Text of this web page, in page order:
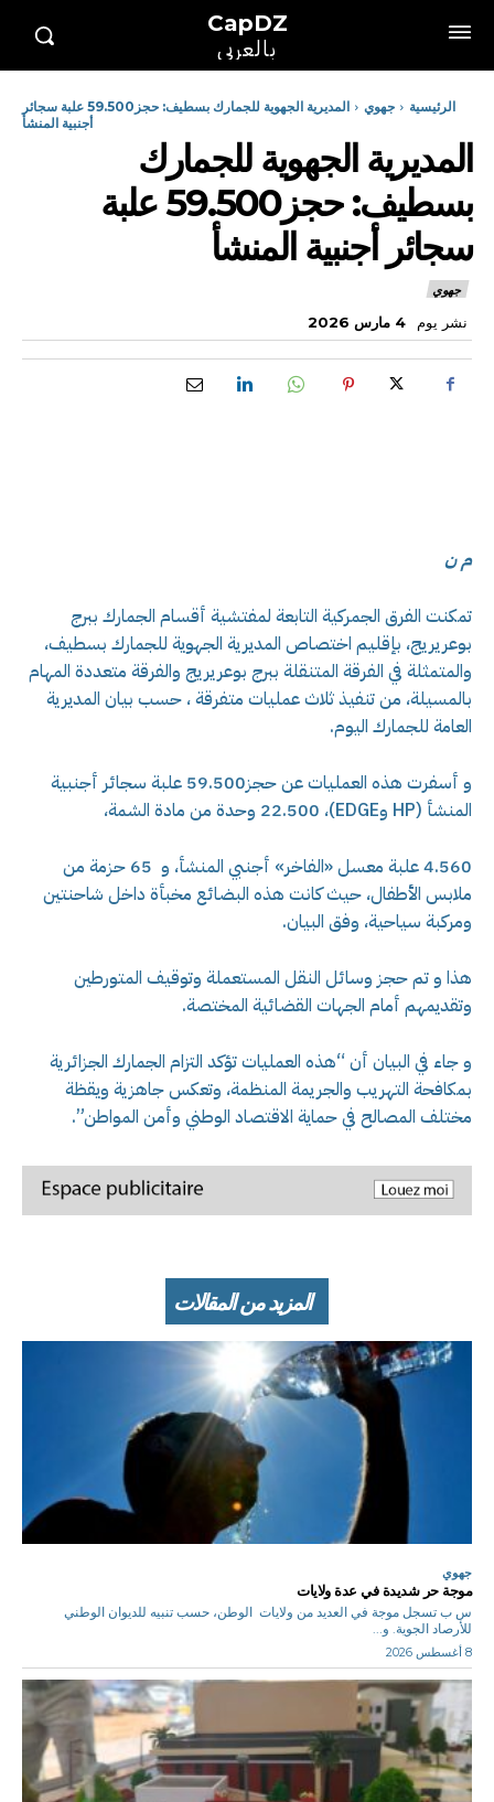
CapDZ
بالعربي
الرئيسية جهوي
المديرية الجهوية للجمارك بسطيف: حجز59.500 علبة سجائر
أجنبية المنشأ
المديرية الجهوية للجمارك
بسطيف: حجز59.500 علبة
سجائر أجنبية المنشأ
جهوي
نشر يوم 4 مارس 2026
م ن
تمكنت الفرق الجمركية التابعة لمفتشية أقسام الجمارك ببرج
بوعريريج، بإقليم اختصاص المديرية الجهوية للجمارك بسطيف،
والمتمثلة في الفرقة المتنقلة ببرج بوعريريج والفرقة متعددة المهام
بالمسيلة، من تنفيذ ثلاث عمليات متفرقة ، حسب بيان المديرية
العامة للجمارك اليوم.
و أسفرت هذه العمليات عن حجز59.500 علبة سجائر أجنبية
المنشأ (HP وEDGE)، 22.500 وحدة من مادة الشمة،
4.560 علبة معسل «الفاخر» أجنبي المنشأ، و 65 حزمة من
ملابس الأطفال، حيث كانت هذه البضائع مخبأة داخل شاحنتين
ومركبة سياحية، وفق البيان.
هذا و تم حجز وسائل النقل المستعملة وتوقيف المتورطين
وتقديمهم أمام الجهات القضائية المختصة.
و جاء في البيان أن “هذه العمليات تؤكد التزام الجمارك الجزائرية
بمكافحة التهريب والجريمة المنظمة، وتعكس جاهزية ويقظة
مختلف المصالح في حماية الاقتصاد الوطني وأمن المواطن”.
المزيد من المقالات
جهوي
موجة حر شديدة في عدة ولايات
س ب تسجل موجة في العديد من ولايات الوطن، حسب تنبيه للديوان الوطني
للأرصاد الجوية. و...
8 أغسطس 2026